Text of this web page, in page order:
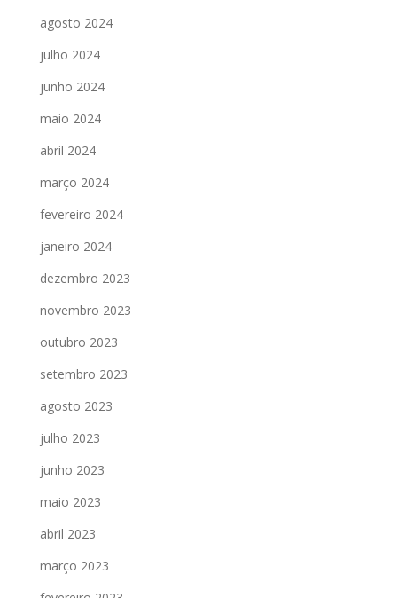
agosto 2024
julho 2024
junho 2024
maio 2024
abril 2024
março 2024
fevereiro 2024
janeiro 2024
dezembro 2023
novembro 2023
outubro 2023
setembro 2023
agosto 2023
julho 2023
junho 2023
maio 2023
abril 2023
março 2023